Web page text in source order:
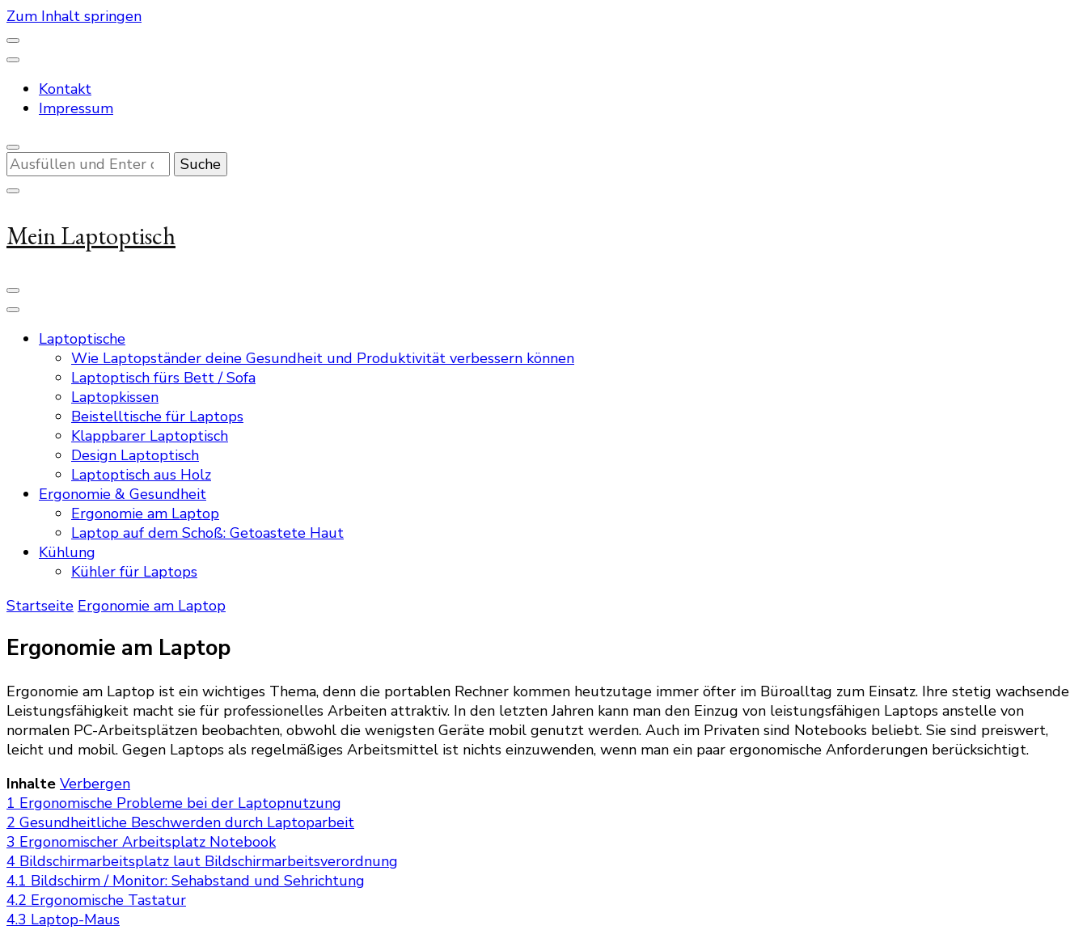
Zum Inhalt springen
Kontakt
Impressum
Suchst
du
nach
Mein Laptoptisch
Laptoptische
Wie Laptopständer deine Gesundheit und Produktivität verbessern können
Laptoptisch fürs Bett / Sofa
Laptopkissen
Beistelltische für Laptops
Klappbarer Laptoptisch
Design Laptoptisch
Laptoptisch aus Holz
Ergonomie & Gesundheit
Ergonomie am Laptop
Laptop auf dem Schoß: Getoastete Haut
Kühlung
Kühler für Laptops
Startseite Ergonomie am Laptop
Ergonomie am Laptop
Ergonomie am Laptop ist ein wichtiges Thema, denn die portablen Rechner kommen heutzutage immer öfter im Büroalltag zum Einsatz. Ihre stetig wachsende
Leistungsfähigkeit macht sie für professionelles Arbeiten attraktiv. In den letzten Jahren kann man den Einzug von leistungsfähigen Laptops anstelle von
normalen PC-Arbeitsplätzen beobachten, obwohl die wenigsten Geräte mobil genutzt werden. Auch im Privaten sind Notebooks beliebt. Sie sind preiswert,
leicht und mobil. Gegen Laptops als regelmäßiges Arbeitsmittel ist nichts einzuwenden, wenn man ein paar ergonomische Anforderungen berücksichtigt.
Inhalte Verbergen
1 Ergonomische Probleme bei der Laptopnutzung
2 Gesundheitliche Beschwerden durch Laptoparbeit
3 Ergonomischer Arbeitsplatz Notebook
4 Bildschirmarbeitsplatz laut Bildschirmarbeitsverordnung
4.1 Bildschirm / Monitor: Sehabstand und Sehrichtung
4.2 Ergonomische Tastatur
4.3 Laptop-Maus